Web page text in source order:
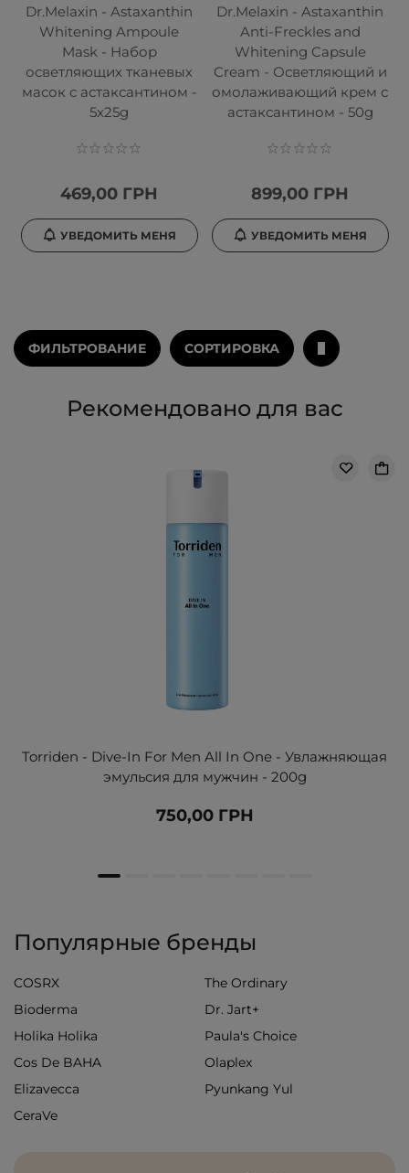
Dr.Melaxin - Astaxanthin
Whitening Ampoule
Mask - Набор
осветляющих тканевых
масок с астаксантином -
5x25g
469,00 ГРН
УВЕДОМИТЬ МЕНЯ
Dr.Melaxin - Astaxanthin
Anti-Freckles and
Whitening Capsule
Cream - Осветляющий и
омолаживающий крем с
астаксантином - 50g
899,00 ГРН
УВЕДОМИТЬ МЕНЯ
ФИЛЬТРОВАНИЕ СОРТИРОВКА
Рекомендовано для вас
Torriden - Dive-In For Men All In One - Увлажняющая
эмульсия для мужчин - 200g
750,00 ГРН
Популярные бренды
COSRX
The Ordinary
Bioderma
Dr. Jart+
Holika Holika
Paula's Choice
Cos De BAHA
Olaplex
Elizavecca
Pyunkang Yul
CeraVe